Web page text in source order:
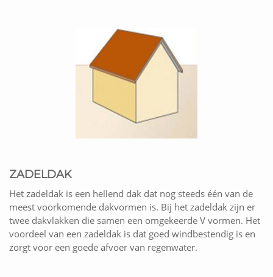
ZADELDAK
Het zadeldak is een hellend dak dat nog steeds één van de
meest voorkomende dakvormen is. Bij het zadeldak zijn er
twee dakvlakken die samen een omgekeerde V vormen. Het
voordeel van een zadeldak is dat goed windbestendig is en
zorgt voor een goede afvoer van regenwater.